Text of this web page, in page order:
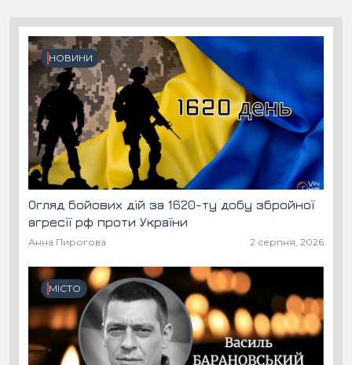
НОВИНИ
Огляд бойових дій за 1620-ту добу збройної
агресії рф проти України
Анна Пирогова 2 серпня, 2026
МІСТО